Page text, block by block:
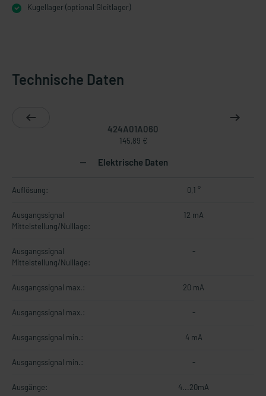
Kugellager (optional Gleitlager)
Technische Daten
424A01A060
145,89 €
Elektrische Daten
Auflösung: 0,1 °
Ausgangssignal
Mittelstellung/Nulllage:
12 mA
Ausgangssignal
Mittelstellung/Nulllage:
-
Ausgangssignal max.: 20 mA
Ausgangssignal max.: -
Ausgangssignal min.: 4 mA
Ausgangssignal min.: -
Ausgänge: 4...20mA